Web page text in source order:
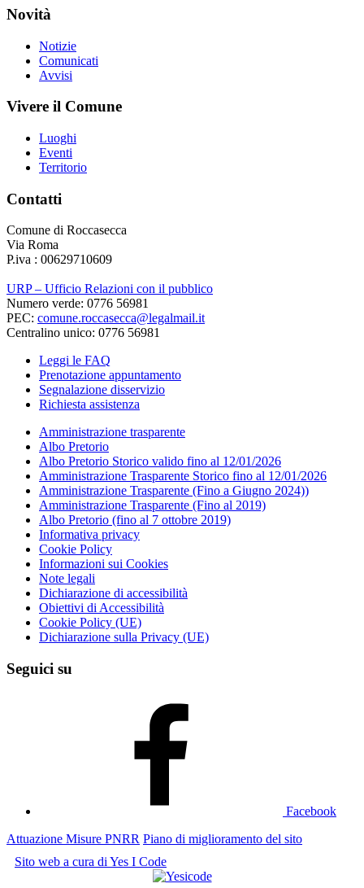
Novità
Notizie
Comunicati
Avvisi
Vivere il Comune
Luoghi
Eventi
Territorio
Contatti
Comune di Roccasecca
Via Roma
P.iva : 00629710609
URP – Ufficio Relazioni con il pubblico
Numero verde: 0776 56981
PEC: comune.roccasecca@legalmail.it
Centralino unico: 0776 56981
Leggi le FAQ
Prenotazione appuntamento
Segnalazione disservizio
Richiesta assistenza
Amministrazione trasparente
Albo Pretorio
Albo Pretorio Storico valido fino al 12/01/2026
Amministrazione Trasparente Storico fino al 12/01/2026
Amministrazione Trasparente (Fino a Giugno 2024))
Amministrazione Trasparente (Fino al 2019)
Albo Pretorio (fino al 7 ottobre 2019)
Informativa privacy
Cookie Policy
Informazioni sui Cookies
Note legali
Dichiarazione di accessibilità
Obiettivi di Accessibilità
Cookie Policy (UE)
Dichiarazione sulla Privacy (UE)
Seguici su
Facebook
Attuazione Misure PNRR Piano di miglioramento del sito
Sito web a cura di Yes I Code